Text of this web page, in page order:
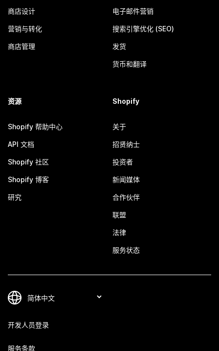
商店设计
营销与转化
商店管理
电子邮件营销
搜索引擎优化 (SEO)
发货
货币和翻译
资源
Shopify 帮助中心
API 文档
Shopify 社区
Shopify 博客
研究
Shopify
关于
招贤纳士
投资者
新闻媒体
合作伙伴
联盟
法律
服务状态
开发人员登录
服务条款